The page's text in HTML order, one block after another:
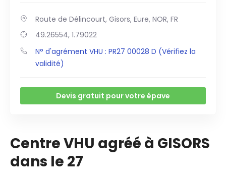
Route de Délincourt, Gisors, Eure, NOR, FR
49.26554, 1.79022
N° d'agrément VHU : PR27 00028 D (Vérifiez la
validité)
Devis gratuit pour votre épave
Centre VHU agréé à GISORS
dans le 27